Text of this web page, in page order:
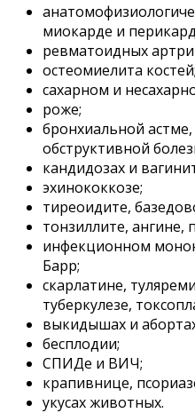
миокарде и
ревматоидных
остеомиелита костей;
сахарном и
роже;
бронхиальной
обструктивной
кандидозах и
эхинококкозе;
тиреоидите,
тонзиллите, ангине,
инфекционном
Барр;
скарлатине,
туберкулезе,
выкидышах и
бесплодии;
СПИДе и ВИЧ;
крапивнице,
укусах животных.